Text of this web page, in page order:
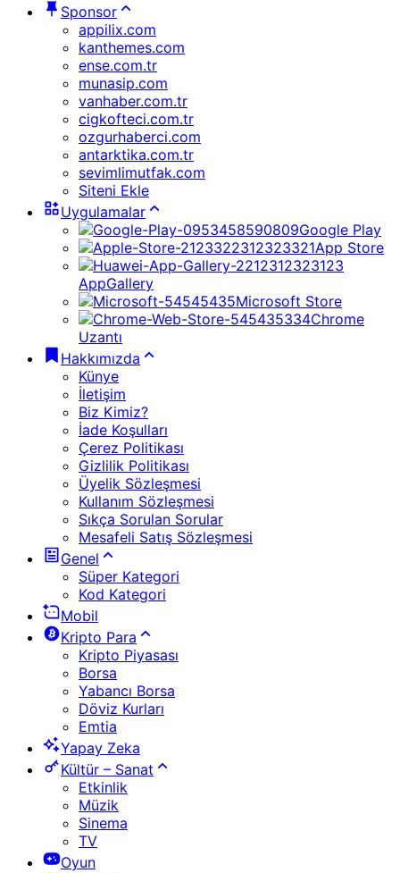
Sponsor
appilix.com
kanthemes.com
ense.com.tr
munasip.com
vanhaber.com.tr
cigkofteci.com.tr
ozgurhaberci.com
antarktika.com.tr
sevimlimutfak.com
Siteni Ekle
Uygulamalar
Google Play
App Store
AppGallery
Microsoft Store
Chrome
Uzantı
Hakkımızda
Künye
İletişim
Biz Kimiz?
İade Koşulları
Çerez Politikası
Gizlilik Politikası
Üyelik Sözleşmesi
Kullanım Sözleşmesi
Sıkça Sorulan Sorular
Mesafeli Satış Sözleşmesi
Genel
Süper Kategori
Kod Kategori
Mobil
Kripto Para
Kripto Piyasası
Borsa
Yabancı Borsa
Döviz Kurları
Emtia
Yapay Zeka
Kültür – Sanat
Etkinlik
Müzik
Sinema
TV
Oyun